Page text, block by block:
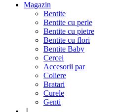
Magazin
Bentite
Bentite cu perle
Bentite cu pietre
Bentite cu flori
Bentite Baby
Cercei
Accesorii par
Coliere
Bratari
Curele
Genti